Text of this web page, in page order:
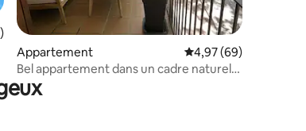
: 5 sur 5
sur la base de 136 commentaires : 4,92 sur 5
Appartement Évaluation moyenne
4,97 (69)
Bel appartement dans un cadre naturel
imbattable